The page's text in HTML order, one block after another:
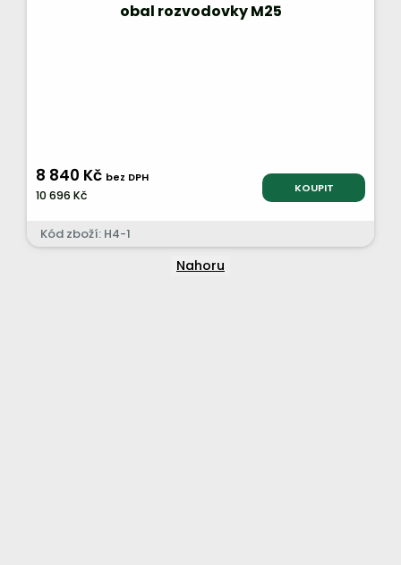
obal rozvodovky M25
8 840 Kč bez DPH
10 696 Kč KOUPIT
Kód zboží: H4-1
Nahoru